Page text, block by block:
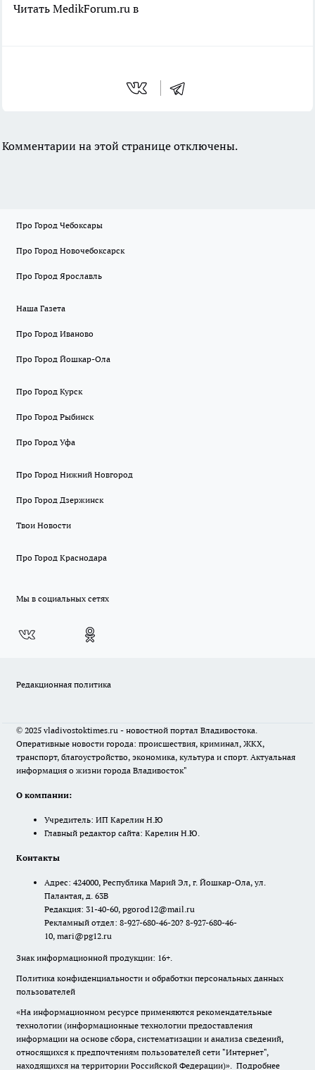
Читать MedikForum.ru в
Комментарии на этой странице отключены.
Про Город Чебоксары
Про Город Новочебоксарск
Про Город Ярославль
Наша Газета
Про Город Иваново
Про Город Йошкар-Ола
Про Город Курск
Про Город Рыбинск
Про Город Уфа
Про Город Нижний Новгород
Про Город Дзержинск
Твои Новости
Про Город Краснодара
Мы в социальных сетях
Редакционная политика
© 2025 vladivostoktimes.ru - новостной портал Владивостока.
Оперативные новости города: происшествия, криминал, ЖКХ,
транспорт, благоустройство, экономика, культура и спорт. Актуальная
информация о жизни города Владивосток"
О компании:
Учредитель: ИП Карелин Н.Ю
Главный редактор сайта: Карелин Н.Ю.
Контакты
Адрес: 424000, Республика Марий Эл, г. Йошкар-Ола, ул.
Палантая, д. 63В
Редакция: 31-40-60, pgorod12@mail.ru
Рекламный отдел: 8-927-680-46-20? 8-927-680-46-
10, mari@pg12.ru
Знак информационной продукции: 16+.
Политика конфиденциальности и обработки персональных данных
пользователей
«На информационном ресурсе применяются рекомендательные
технологии (информационные технологии предоставления
информации на основе сбора, систематизации и анализа сведений,
относящихся к предпочтениям пользователей сети "Интернет",
находящихся на территории Российской Федерации)». Подробнее